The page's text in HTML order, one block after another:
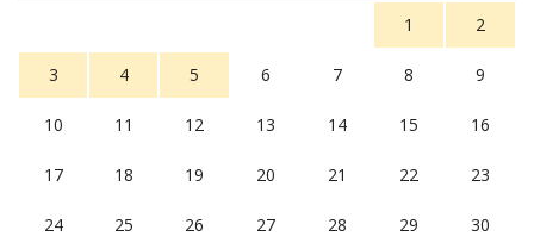
1
2
3 4 5 6 7 8 9
10 11 12 13 14 15 16
17 18 19 20 21 22 23
24 25 26 27 28 29 30